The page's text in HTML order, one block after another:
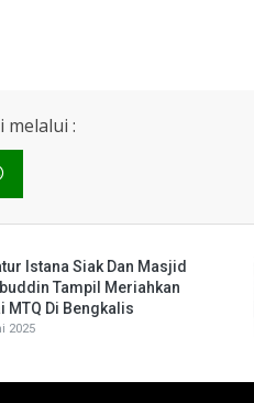
melalui :
Istana Siak Dan Masjid
Tampil Meriahkan
MTQ Di Bengkalis
2025